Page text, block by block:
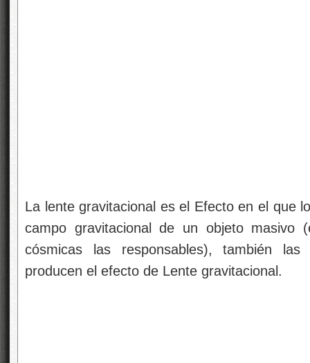
La lente gravitacional es el Efecto en el que
campo gravitacional de un objeto masivo
cósmicas las responsables), también
producen el efecto de Lente gravitacional.